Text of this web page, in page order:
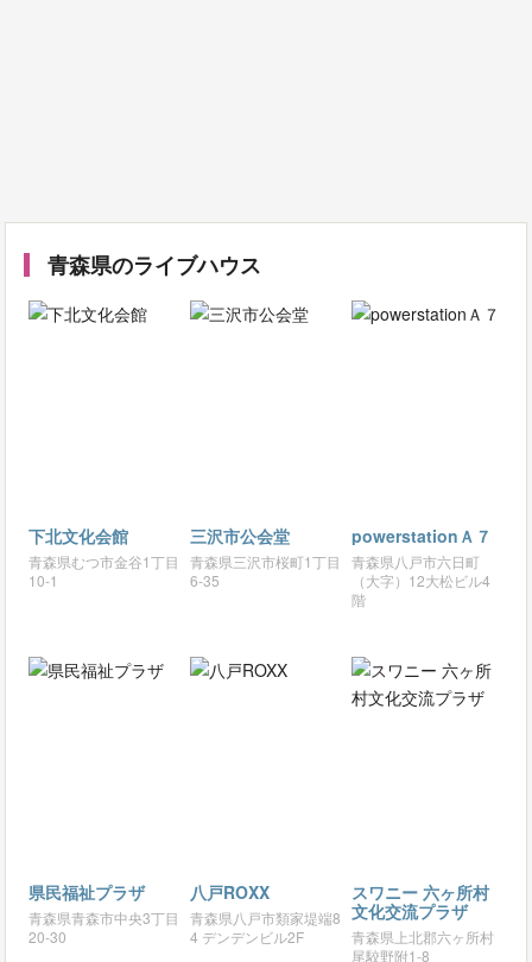
青森県のライブハウス
下北文化会館
青森県むつ市金谷1丁目
10-1
三沢市公会堂
青森県三沢市桜町1丁目
6-35
powerstationＡ７
青森県八戸市六日町
（大字）12大松ビル4
階
県民福祉プラザ
青森県青森市中央3丁目
20-30
八戸ROXX
青森県八戸市類家堤端8
4 デンデンビル2F
スワニー 六ヶ所村
文化交流プラザ
青森県上北郡六ヶ所村
尾駮野附1-8